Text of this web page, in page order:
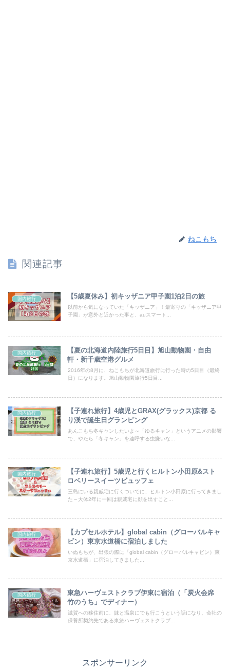
ねこもち
関連記事
国内旅行 【5歳夏休み】初キッザニア甲子園1泊2日の旅
以前から気になっていた「キッザニア」！最寄りの「キッザニア甲
子園」が意外と近かった事と、auスマート...
国内旅行
【夏の北海道内陸旅行5日目】旭山動物園・自由
軒・新千歳空港グルメ
2016年の8月に、ねこもちが北海道旅行に行った時の5日目（最終
日）になります。旭山動物園旅行5日目...
国内旅行
【子連れ旅行】4歳児とGRAX(グラックス)京都 る
り渓で誕生日グランピング
あんこもち冬キャンしたいよ～「ゆるキャン」というアニメの影響
で、やたら「冬キャン」を連呼する虫嫌いな...
国内旅行
【子連れ旅行】5歳児と行くヒルトン小田原&スト
ロベリースイーツビュッフェ
三島にいる親戚宅に行くついでに、ヒルトン小田原に行ってきまし
た～大体2年に一回は親戚宅に顔を出すこと...
国内旅行
【カプセルホテル】global cabin（グローバルキャ
ビン）東京水道橋に宿泊しました
いぬもちが、出張の際に「global cabin（グローバルキャビン）東
京水道橋」に宿泊してきました...
国内旅行
東急ハーヴェストクラブ伊東に宿泊（「炭火会席
竹のうち」でディナー）
滋賀への移住前に、妹と温泉にでも行こうという話になり、会社の
保養所契約先である東急ハーヴェストクラブ...
スポンサーリンク